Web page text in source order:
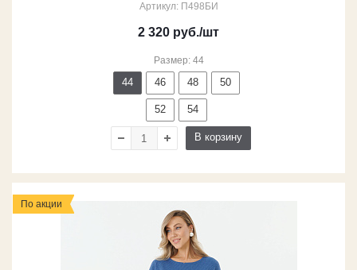
Артикул: П498БИ
2 320 руб./шт
Размер: 44
44 46 48 50
52 54
В корзину
По акции